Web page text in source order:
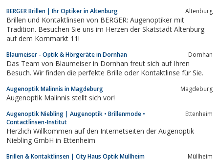
konstanz.de +49 7531 26222
BERGER Brillen | Ihr Optiker in Altenburg Altenburg
Brillen und Kontaktlinsen von BERGER: Augenoptiker mit
Tradition. Besuchen Sie uns im Herzen der Skatstadt Altenburg
auf dem Kornmarkt 11!
Blaumeiser - Optik & Hörgeräte in Dornhan Dornhan
Das Team von Blaumeiser in Dornhan freut sich auf Ihren
Besuch. Wir finden die perfekte Brille oder Kontaktlinse für Sie.
Augenoptik Malinnis in Magdeburg Magdeburg
Augenoptik Malinnis stellt sich vor!
Augenoptik Niebling | Augenoptik • Brillenmode •
Contactlinsen-Institut
Ettenheim
Herzlich Willkommen auf den Internetseiten der Augenoptik
Niebling GmbH in Ettenheim
Brillen & Kontaktlinsen | City Haus Optik Müllheim Müllheim